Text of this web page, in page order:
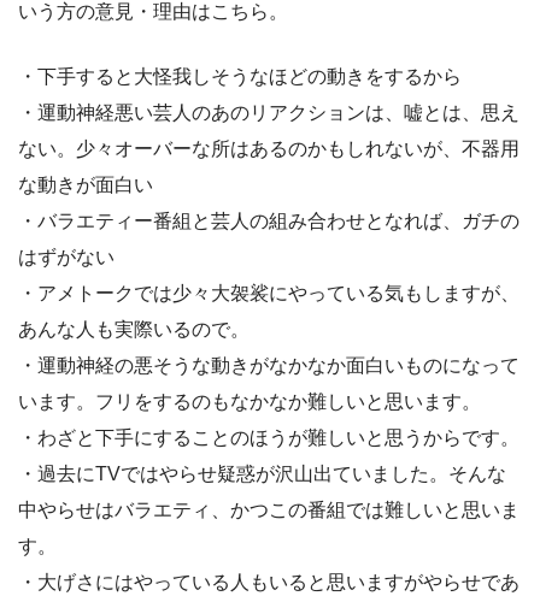
いう方の意見・理由はこちら。
・下手すると大怪我しそうなほどの動きをするから
・運動神経悪い芸人のあのリアクションは、嘘とは、思え
ない。少々オーバーな所はあるのかもしれないが、不器用
な動きが面白い
・バラエティー番組と芸人の組み合わせとなれば、ガチの
はずがない
・アメトークでは少々大袈裟にやっている気もしますが、
あんな人も実際いるので。
・運動神経の悪そうな動きがなかなか面白いものになって
います。フリをするのもなかなか難しいと思います。
・わざと下手にすることのほうが難しいと思うからです。
・過去にTVではやらせ疑惑が沢山出ていました。そんな
中やらせはバラエティ、かつこの番組では難しいと思いま
す。
・大げさにはやっている人もいると思いますがやらせであ